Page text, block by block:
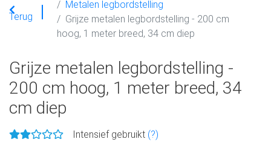
Terug
Metalen legbordstelling
Grijze metalen legbordstelling - 200 cm
hoog, 1 meter breed, 34 cm diep
Grijze metalen legbordstelling -
200 cm hoog, 1 meter breed, 34
cm diep
Intensief gebruikt (?)